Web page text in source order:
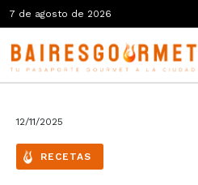
7 de agosto de 2026
12/11/2025
RECETAS